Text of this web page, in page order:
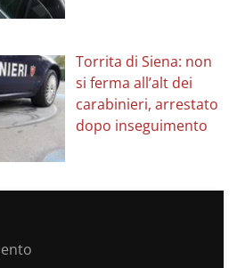
Torrita di Siena: non
si ferma all’alt dei
carabinieri, arrestato
dopo inseguimento